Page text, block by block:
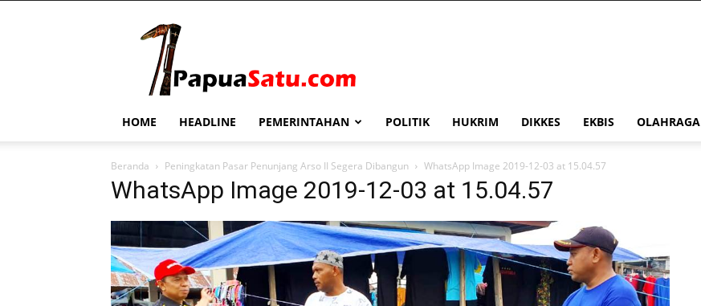
HOME HEADLINE PEMERINTAHAN POLITIK HUKRIM DIKKES EKBIS OLAHRAGA
Beranda Peningkatan Pasar Penunjang Arso II Segera Dibangun WhatsApp Image 2019-12-03 at 15.04.57
WhatsApp Image 2019-12-03 at 15.04.57